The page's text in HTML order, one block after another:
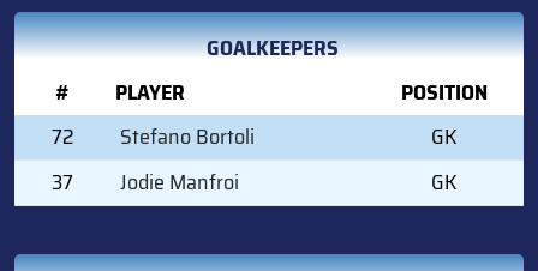
GOALKEEPERS
#
PLAYER
POSITION
72
Stefano Bortoli
GK
37
Jodie Manfroi GK